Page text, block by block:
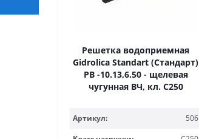
Решетка водоприемная
Gidrolica Standart (Стандарт)
РВ -10.13,6.50 - щелевая
чугунная ВЧ, кл. С250
Артикул:
506